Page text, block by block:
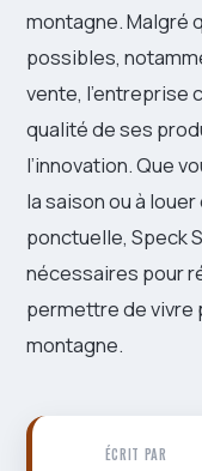
montagne. Malgré
possibles,
vente, l’entreprise
qualité de ses
l’innovation. Que
la saison ou à
ponctuelle, Speck
nécessaires pour
permettre de vivre
montagne.
ÉCRIT PAR